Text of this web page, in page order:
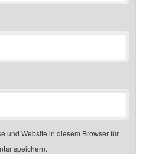
und Website in diesem Browser für
speichern.